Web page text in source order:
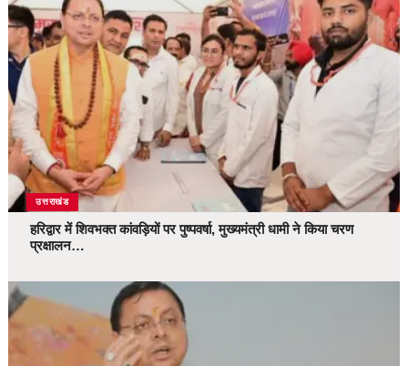
उत्तराखंड
हरिद्वार में शिवभक्त कांवड़ियों पर पुष्पवर्षा, मुख्यमंत्री धामी ने किया चरण
प्रक्षालन…